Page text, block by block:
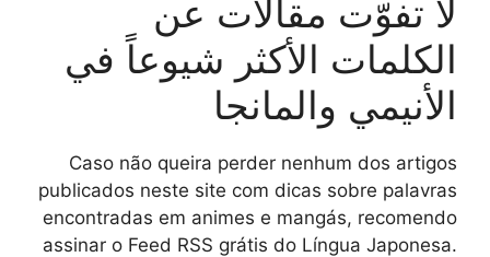
لا تفوّت مقالات عن
الكلمات الأكثر شيوعاً في
الأنيمي والمانجا
Caso não queira perder nenhum dos artigos
publicados neste site com dicas sobre palavras
encontradas em animes e mangás, recomendo
assinar o Feed RSS grátis do Língua Japonesa.